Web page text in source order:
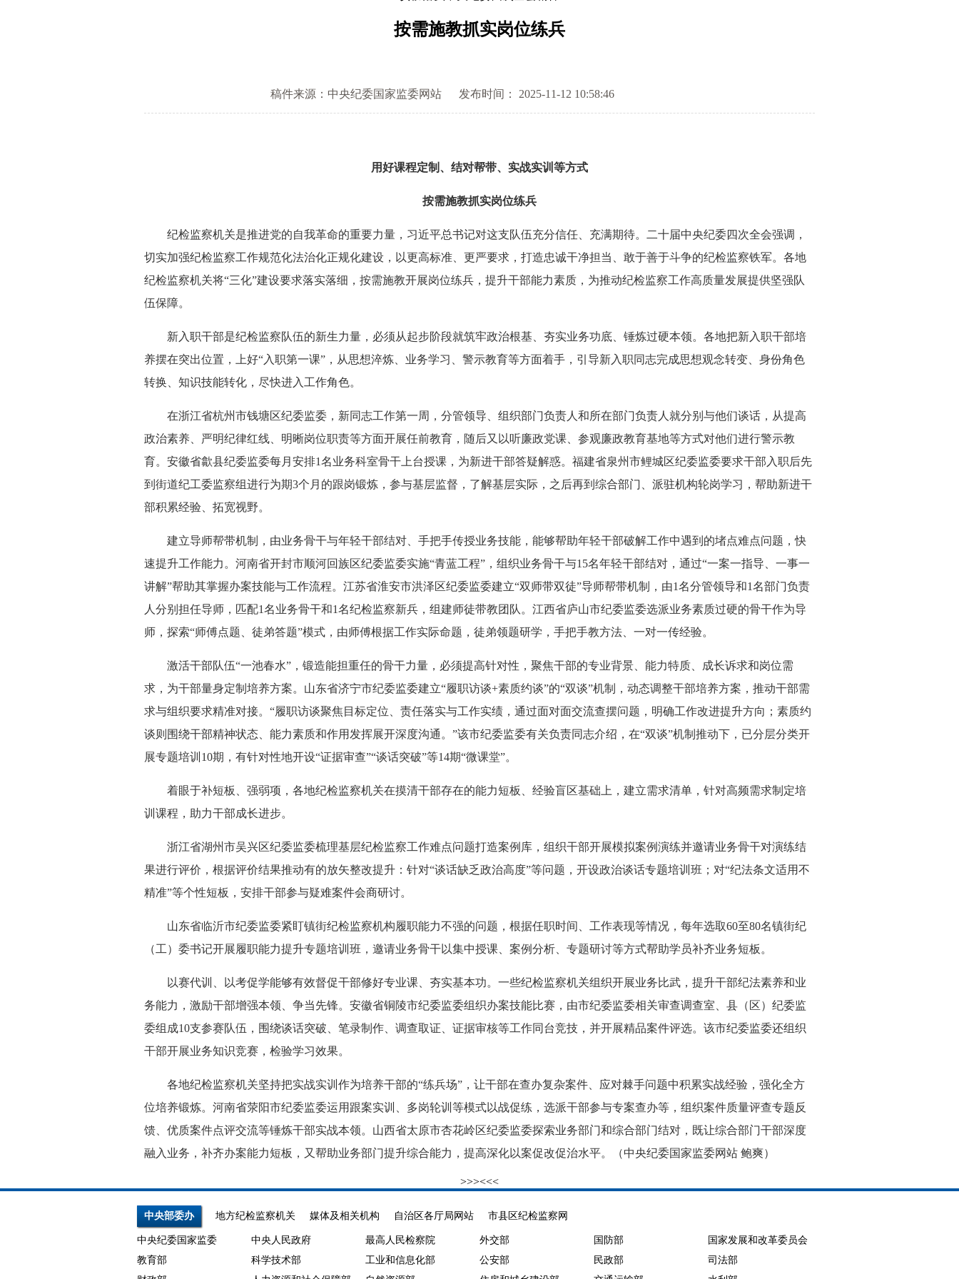
按需施教抓实岗位练兵
稿件来源：中央纪委国家监委网站 发布时间： 2025-11-12 10:58:46
用好课程定制、结对帮带、实战实训等方式
按需施教抓实岗位练兵
纪检监察机关是推进党的自我革命的重要力量，习近平总书记对这支队伍充分信任、充满期待。二十届中央纪委四次全会强调，
切实加强纪检监察工作规范化法治化正规化建设，以更高标准、更严要求，打造忠诚干净担当、敢于善于斗争的纪检监察铁军。各地
纪检监察机关将“三化”建设要求落实落细，按需施教开展岗位练兵，提升干部能力素质，为推动纪检监察工作高质量发展提供坚强队
伍保障。
新入职干部是纪检监察队伍的新生力量，必须从起步阶段就筑牢政治根基、夯实业务功底、锤炼过硬本领。各地把新入职干部培
养摆在突出位置，上好“入职第一课”，从思想淬炼、业务学习、警示教育等方面着手，引导新入职同志完成思想观念转变、身份角色
转换、知识技能转化，尽快进入工作角色。
在浙江省杭州市钱塘区纪委监委，新同志工作第一周，分管领导、组织部门负责人和所在部门负责人就分别与他们谈话，从提高
政治素养、严明纪律红线、明晰岗位职责等方面开展任前教育，随后又以听廉政党课、参观廉政教育基地等方式对他们进行警示教
育。安徽省歙县纪委监委每月安排1名业务科室骨干上台授课，为新进干部答疑解惑。福建省泉州市鲤城区纪委监委要求干部入职后先
到街道纪工委监察组进行为期3个月的跟岗锻炼，参与基层监督，了解基层实际，之后再到综合部门、派驻机构轮岗学习，帮助新进干
部积累经验、拓宽视野。
建立导师帮带机制，由业务骨干与年轻干部结对、手把手传授业务技能，能够帮助年轻干部破解工作中遇到的堵点难点问题，快
速提升工作能力。河南省开封市顺河回族区纪委监委实施“青蓝工程”，组织业务骨干与15名年轻干部结对，通过“一案一指导、一事一
讲解”帮助其掌握办案技能与工作流程。江苏省淮安市洪泽区纪委监委建立“双师带双徒”导师帮带机制，由1名分管领导和1名部门负责
人分别担任导师，匹配1名业务骨干和1名纪检监察新兵，组建师徒带教团队。江西省庐山市纪委监委选派业务素质过硬的骨干作为导
师，探索“师傅点题、徒弟答题”模式，由师傅根据工作实际命题，徒弟领题研学，手把手教方法、一对一传经验。
激活干部队伍“一池春水”，锻造能担重任的骨干力量，必须提高针对性，聚焦干部的专业背景、能力特质、成长诉求和岗位需
求，为干部量身定制培养方案。山东省济宁市纪委监委建立“履职访谈+素质约谈”的“双谈”机制，动态调整干部培养方案，推动干部需
求与组织要求精准对接。“履职访谈聚焦目标定位、责任落实与工作实绩，通过面对面交流查摆问题，明确工作改进提升方向；素质约
谈则围绕干部精神状态、能力素质和作用发挥展开深度沟通。”该市纪委监委有关负责同志介绍，在“双谈”机制推动下，已分层分类开
展专题培训10期，有针对性地开设“证据审查”“谈话突破”等14期“微课堂”。
着眼于补短板、强弱项，各地纪检监察机关在摸清干部存在的能力短板、经验盲区基础上，建立需求清单，针对高频需求制定培
训课程，助力干部成长进步。
浙江省湖州市吴兴区纪委监委梳理基层纪检监察工作难点问题打造案例库，组织干部开展模拟案例演练并邀请业务骨干对演练结
果进行评价，根据评价结果推动有的放矢整改提升：针对“谈话缺乏政治高度”等问题，开设政治谈话专题培训班；对“纪法条文适用不
精准”等个性短板，安排干部参与疑难案件会商研讨。
山东省临沂市纪委监委紧盯镇街纪检监察机构履职能力不强的问题，根据任职时间、工作表现等情况，每年选取60至80名镇街纪
（工）委书记开展履职能力提升专题培训班，邀请业务骨干以集中授课、案例分析、专题研讨等方式帮助学员补齐业务短板。
以赛代训、以考促学能够有效督促干部修好专业课、夯实基本功。一些纪检监察机关组织开展业务比武，提升干部纪法素养和业
务能力，激励干部增强本领、争当先锋。安徽省铜陵市纪委监委组织办案技能比赛，由市纪委监委相关审查调查室、县（区）纪委监
委组成10支参赛队伍，围绕谈话突破、笔录制作、调查取证、证据审核等工作同台竞技，并开展精品案件评选。该市纪委监委还组织
干部开展业务知识竞赛，检验学习效果。
各地纪检监察机关坚持把实战实训作为培养干部的“练兵场”，让干部在查办复杂案件、应对棘手问题中积累实战经验，强化全方
位培养锻炼。河南省荥阳市纪委监委运用跟案实训、多岗轮训等模式以战促练，选派干部参与专案查办等，组织案件质量评查专题反
馈、优质案件点评交流等锤炼干部实战本领。山西省太原市杏花岭区纪委监委探索业务部门和综合部门结对，既让综合部门干部深度
融入业务，补齐办案能力短板，又帮助业务部门提升综合能力，提高深化以案促改促治水平。（中央纪委国家监委网站 鲍爽）
>>><<<
中央部委办 地方纪检监察机关 媒体及相关机构 自治区各厅局网站 市县区纪检监察网
中央纪委国家监委 中央人民政府 最高人民检察院 外交部 国防部
国家发展和改革委员会
教育部
科学技术部 工业和信息化部 公安部 民政部
司法部